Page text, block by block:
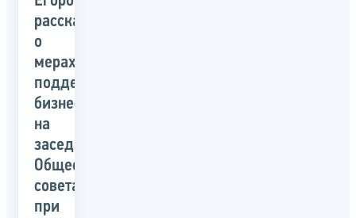
рассказал
о
мерах
поддержки
бизнеса
на
заседании
Общественного
совета
при